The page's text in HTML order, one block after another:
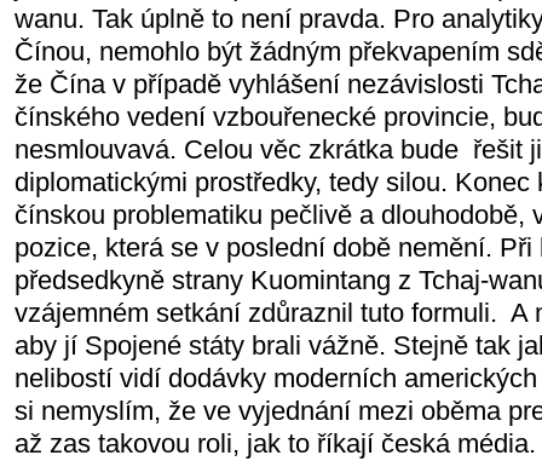
wanu. Tak úplně to není pravda. Pro
Čínou, nemohlo být žádným překvapením
že Čína v případě vyhlášení nezávislosti
čínského vedení vzbouřenecké provincie,
nesmlouvavá. Celou věc zkrátka bude řešit
diplomatickými prostředky, tedy silou.
čínskou problematiku pečlivě a dlouhodobě,
pozice, která se v poslední době nemění.
předsedkyně strany Kuomintang z Tchaj-
vzájemném setkání zdůraznil tuto formuli. A
aby jí Spojené státy brali vážně. Stejně tak
nelibostí vidí dodávky moderních
si nemyslím, že ve vyjednání mezi oběma
až zas takovou roli, jak to říkají česká média.